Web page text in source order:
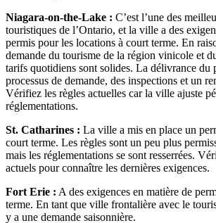
Niagara-on-the-Lake : C’est l’une des
touristiques de l’Ontario, et la ville a des
permis pour les locations à court terme. En
demande du tourisme de la région vinicole et
tarifs quotidiens sont solides. La délivrance du
processus de demande, des inspections et un
Vérifiez les règles actuelles car la ville ajuste
réglementations.
St. Catharines : La ville a mis en place un
court terme. Les règles sont un peu plus
mais les réglementations se sont resserrées.
actuels pour connaître les dernières exigences.
Fort Erie : A des exigences en matière de
terme. En tant que ville frontalière avec le
y a une demande saisonnière.